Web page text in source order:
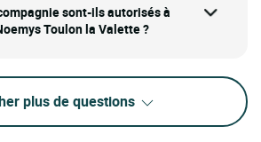
sont-ils autorisés à
Toulon la Valette ?
plus de questions